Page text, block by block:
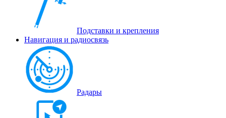
Подставки и крепления
Навигация и радиосвязь
Радары